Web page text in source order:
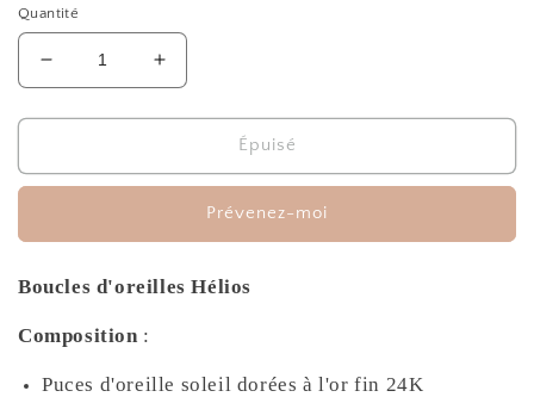
Quantité
Réduire
la
quantité
Boucles
Augmenter
la
quantité
Boucles
Hélios
Épuisé
Prévenez-moi
Boucles d'oreilles Hélios
Composition :
Puces d'oreille soleil dorées à l'or fin 24K